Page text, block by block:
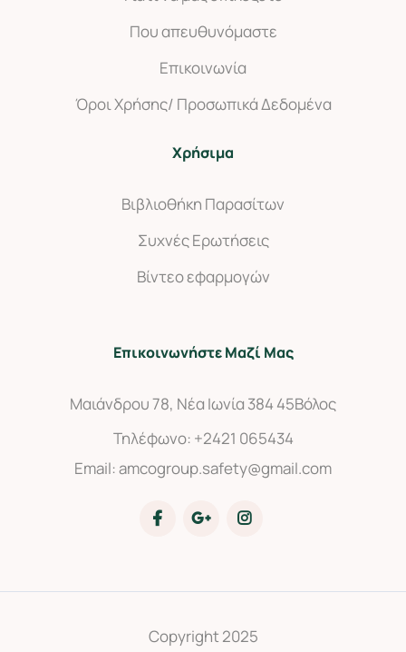
Που απευθυνόμαστε
Επικοινωνία
Όροι Χρήσης/ Προσωπικά Δεδομένα
Χρήσιμα
Βιβλιοθήκη Παρασίτων
Συχνές Ερωτήσεις
Βίντεο εφαρμογών
Επικοινωνήστε Μαζί Μας
Μαιάνδρου 78, Νέα Ιωνία 384 45Βόλος
Τηλέφωνο: +2421 065434
Email:amcogroup.safety@gmail.com
Copyright 2025